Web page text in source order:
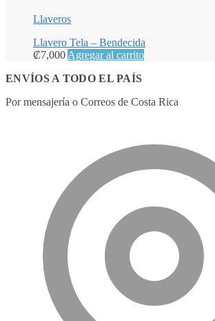
Llaveros
Llavero Tela – Bendecida
₡7,000 Agregar al carrito
ENVÍOS A TODO EL PAÍS
Por mensajería o Correos de Costa Rica